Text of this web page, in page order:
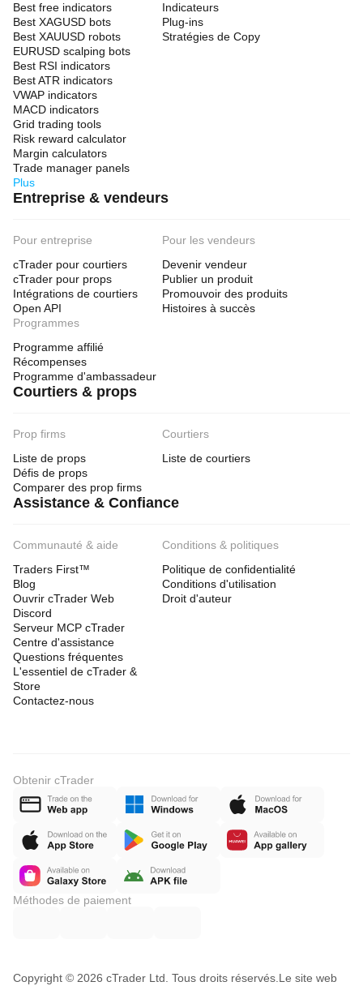
Best free indicators
Best XAGUSD bots
Best XAUUSD robots
EURUSD scalping bots
Best RSI indicators
Best ATR indicators
VWAP indicators
MACD indicators
Grid trading tools
Risk reward calculator
Margin calculators
Trade manager panels
Plus
Indicateurs
Plug-ins
Stratégies de Copy
Entreprise & vendeurs
Pour entreprise
cTrader pour courtiers
cTrader pour props
Intégrations de courtiers
Open API
Pour les vendeurs
Devenir vendeur
Publier un produit
Promouvoir des produits
Histoires à succès
Programmes
Programme affilié
Récompenses
Programme d'ambassadeur
Courtiers & props
Prop firms
Liste de props
Défis de props
Comparer des prop firms
Courtiers
Liste de courtiers
Assistance & Confiance
Communauté & aide
Traders First™
Blog
Ouvrir cTrader Web
Discord
Serveur MCP cTrader
Centre d'assistance
Questions fréquentes
L'essentiel de cTrader &
Store
Contactez-nous
Conditions & politiques
Politique de confidentialité
Conditions d'utilisation
Droit d'auteur
Obtenir cTrader
Méthodes de paiement
Copyright © 2026 cTrader Ltd. Tous droits réservés. Le site web